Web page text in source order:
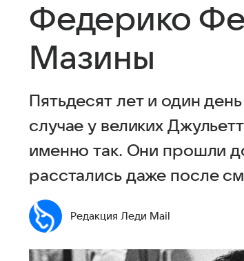
Федерико
Мазины
Пятьдесят лет и один
случае у великих
именно так. Они прошли
расстались даже после
Редакция Леди Mail